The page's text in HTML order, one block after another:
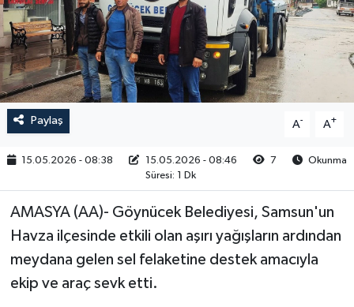
Paylaş A- A+
15.05.2026 - 08:38 15.05.2026 - 08:46 7
Okunma
Süresi: 1 Dk
AMASYA (AA)- Göynücek Belediyesi, Samsun'un
Havza ilçesinde etkili olan aşırı yağışların ardından
meydana gelen sel felaketine destek amacıyla
ekip ve araç sevk etti.
RESMİ İLAN